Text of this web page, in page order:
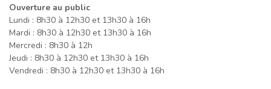
Ouverture au public
Lundi : 8h30 à 12h30 et 13h30 à 16h
Mardi : 8h30 à 12h30 et 13h30 à 16h
Mercredi : 8h30 à 12h
Jeudi : 8h30 à 12h30 et 13h30 à 16h
Vendredi : 8h30 à 12h30 et 13h30 à 16h